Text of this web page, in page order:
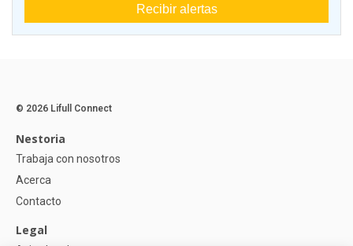
Recibir alertas
© 2026 Lifull Connect
Nestoria
Trabaja con nosotros
Acerca
Contacto
Legal